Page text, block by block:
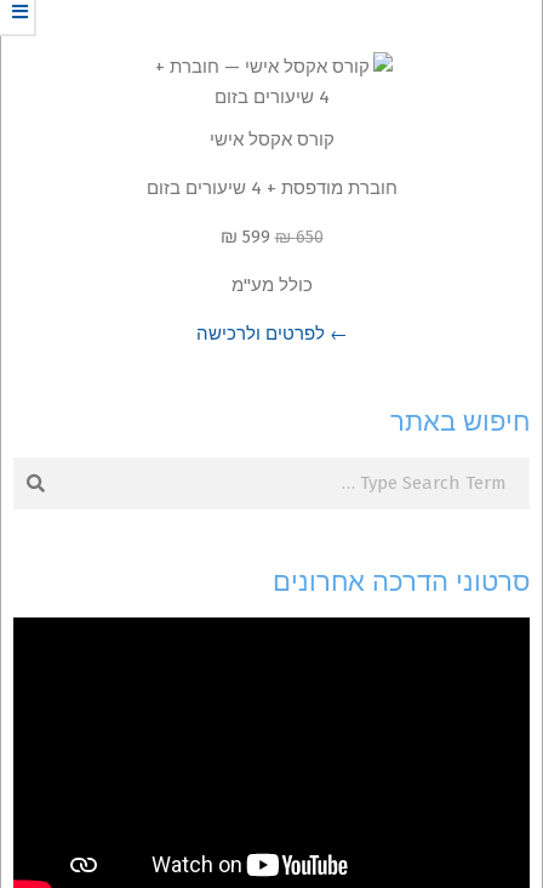
קורס אקסל אישי
חוברת מודפסת + 4 שיעורים בזום
650 ₪
599 ₪
כולל מע"מ
← לפרטים ולרכישה
חיפוש באתר
סרטוני הדרכה אחרונים